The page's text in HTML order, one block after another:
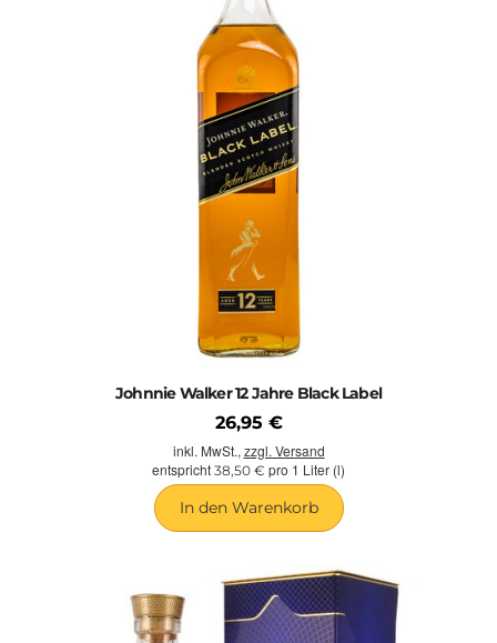
Johnnie Walker 12 Jahre Black Label
26,95 €
inkl. MwSt., zzgl. Versand
entspricht 38,50 € pro 1 Liter (l)
In den Warenkorb